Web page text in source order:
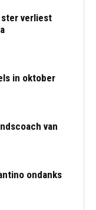
ster verliest
in oktober
van
ondanks